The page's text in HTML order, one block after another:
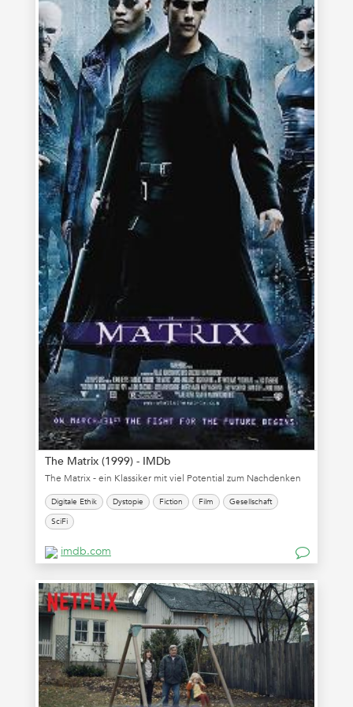
The Matrix (1999) - IMDb
The Matrix - ein Klassiker mit viel Potential zum Nachdenken
Digitale Ethik Dystopie Fiction Film
Gesellschaft
SciFi
imdb.com